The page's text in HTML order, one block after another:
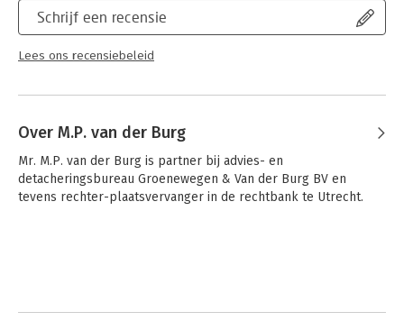
Inclusief formeelrechtelijke aspecten zoals bezwaar en
beroep
Schrijf een recensie
Lees ons recensiebeleid
Over M.P. van der Burg
Mr. M.P. van der Burg is partner bij advies- en
detacheringsbureau Groenewegen & Van der Burg BV en
tevens rechter-plaatsvervanger in de rechtbank te Utrecht.